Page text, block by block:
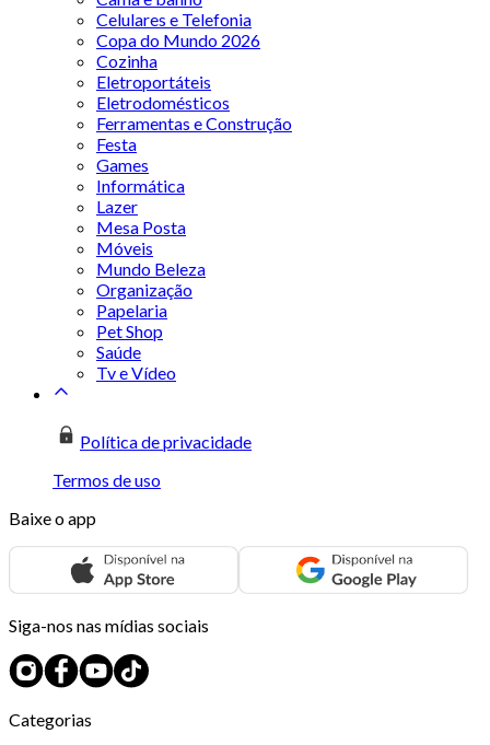
Celulares e Telefonia
Copa do Mundo 2026
Cozinha
Eletroportáteis
Eletrodomésticos
Ferramentas e Construção
Festa
Games
Informática
Lazer
Mesa Posta
Móveis
Mundo Beleza
Organização
Papelaria
Pet Shop
Saúde
Tv e Vídeo
Política de privacidade
Termos de uso
Baixe o app
Siga-nos nas mídias sociais
Categorias